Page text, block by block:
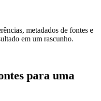
metadados de fontes e
em um rascunho.
para uma